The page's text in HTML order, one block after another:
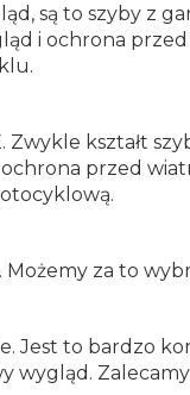
są to szyby z
i ochrona
Zwykle kształt
przed
Możemy za to
Jest to bardzo
wygląd.